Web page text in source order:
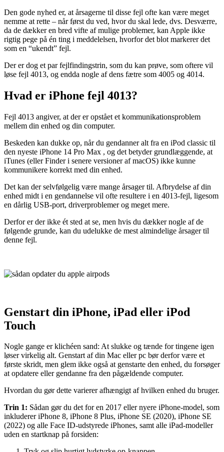
Den gode nyhed er, at årsagerne til disse fejl ofte kan være meget
nemme at rette – når først du ved, hvor du skal lede, dvs. Desværre,
da de dækker en bred vifte af mulige problemer, kan Apple ikke
rigtig pege på én ting i meddelelsen, hvorfor det blot markerer det
som en “ukendt” fejl.
Der er dog et par fejlfindingstrin, som du kan prøve, som oftere vil
løse fejl 4013, og endda nogle af dens fætre som 4005 og 4014.
Hvad er iPhone fejl 4013?
Fejl 4013 angiver, at der er opstået et kommunikationsproblem
mellem din enhed og din computer.
Beskeden kan dukke op, når du gendanner alt fra en iPod classic til
den nyeste iPhone 14 Pro Max , og det betyder grundlæggende, at
iTunes (eller Finder i senere versioner af macOS) ikke kunne
kommunikere korrekt med din enhed.
Det kan der selvfølgelig være mange årsager til. Afbrydelse af din
enhed midt i en gendannelse vil ofte resultere i en 4013-fejl, ligesom
en dårlig USB-port, driverproblemer og meget mere.
Derfor er der ikke ét sted at se, men hvis du dækker nogle af de
følgende grunde, kan du udelukke de mest almindelige årsager til
denne fejl.
Genstart din iPhone, iPad eller iPod
Touch
Nogle gange er klichéen sand: At slukke og tænde for tingene igen
løser virkelig alt. Genstart af din Mac eller pc bør derfor være et
første skridt, men glem ikke også at genstarte den enhed, du forsøger
at opdatere eller gendanne fra den pågældende computer.
Hvordan du gør dette varierer afhængigt af hvilken enhed du bruger.
Trin 1: Sådan gør du det for en 2017 eller nyere iPhone-model, som
inkluderer iPhone 8, iPhone 8 Plus, iPhone SE (2020), iPhone SE
(2022) og alle Face ID-udstyrede iPhones, samt alle iPad-modeller
uden en startknap på forsiden: